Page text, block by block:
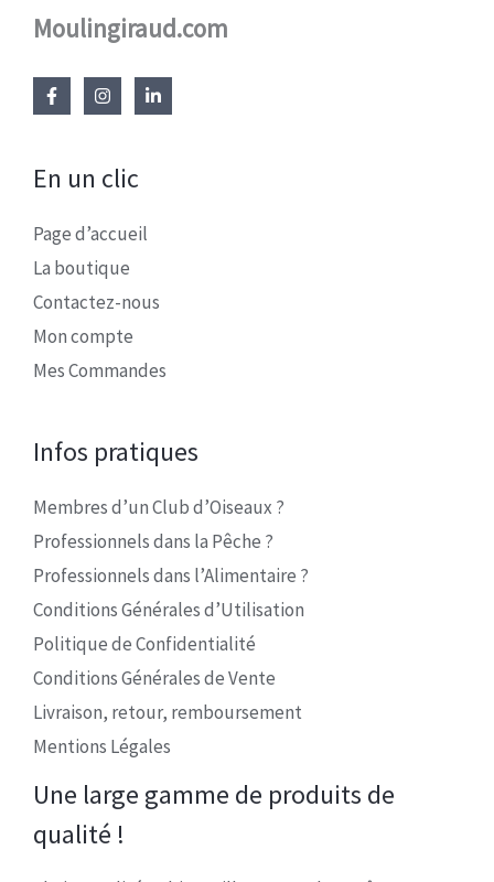
Moulingiraud.com
En un clic
Page d’accueil
La boutique
Contactez-nous
Mon compte
Mes Commandes
Infos pratiques
Membres d’un Club d’Oiseaux ?
Professionnels dans la Pêche ?
Professionnels dans l’Alimentaire ?
Conditions Générales d’Utilisation
Politique de Confidentialité
Conditions Générales de Vente
Livraison, retour, remboursement
Mentions Légales
Une large gamme de produits de
qualité !